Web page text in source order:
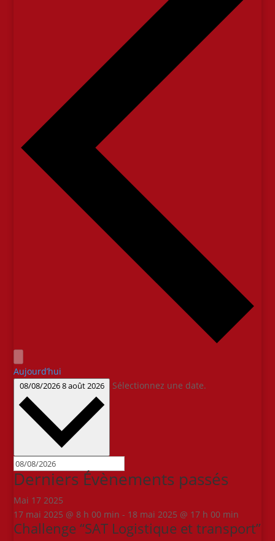
Aujourd’hui
08/08/20268 août 2026 Sélectionnez une date.
Derniers Évènements passés
Mai 17 2025
17 mai 2025 @ 8 h 00 min - 18 mai 2025 @ 17 h 00 min
Challenge “SAT Logistique et transport”